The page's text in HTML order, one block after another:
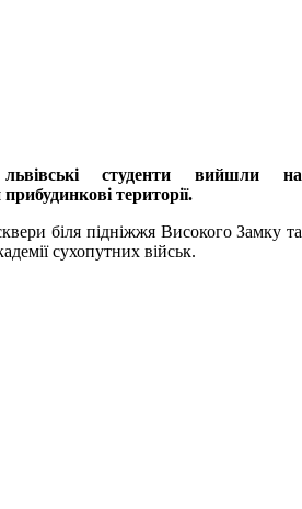
студенти вийшли на
території.
біля підніжжя Високого Замку та
сухопутних військ.